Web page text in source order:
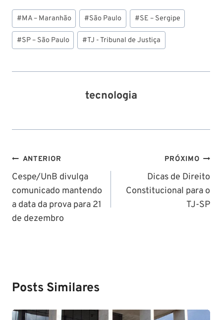
Tags
do
Post:
#MA – Maranhão #São Paulo #SE – Sergipe
#SP – São Paulo #TJ - Tribunal de Justiça
tecnologia
Navegação
de
Post
ANTERIOR
Cespe/UnB divulga
comunicado mantendo
a data da prova para 21
de dezembro
PRÓXIMO
Dicas de Direito
Constitucional para o
TJ-SP
Posts Similares